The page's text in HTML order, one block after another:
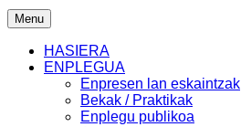
Menu
HASIERA
ENPLEGUA
Enpresen lan eskaintzak
Bekak / Praktikak
Enplegu publikoa